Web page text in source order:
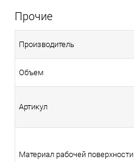
Прочие
Производитель
Объем
Артикул
Материал рабочей поверхности